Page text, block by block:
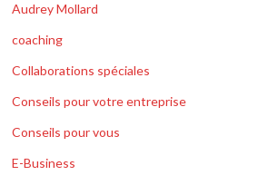
Audrey Mollard
coaching
Collaborations spéciales
Conseils pour votre entreprise
Conseils pour vous
E-Business